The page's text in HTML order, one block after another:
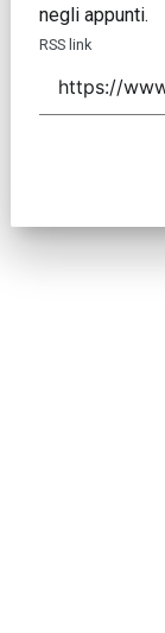
negli appunti.
RSS link